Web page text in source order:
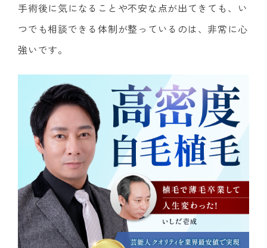
手術後に気になることや不安な点が出てきても、い
つでも相談できる体制が整っているのは、非常に心
強いです。